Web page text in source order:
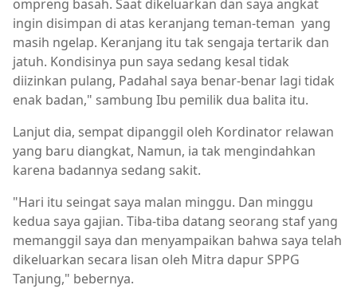
ompreng basah. Saat dikeluarkan dan saya angkat
ingin disimpan di atas keranjang teman-teman yang
masih ngelap. Keranjang itu tak sengaja tertarik dan
jatuh. Kondisinya pun saya sedang kesal tidak
diizinkan pulang, Padahal saya benar-benar lagi tidak
enak badan," sambung Ibu pemilik dua balita itu.
Lanjut dia, sempat dipanggil oleh Kordinator relawan
yang baru diangkat, Namun, ia tak mengindahkan
karena badannya sedang sakit.
"Hari itu seingat saya malan minggu. Dan minggu
kedua saya gajian. Tiba-tiba datang seorang staf yang
memanggil saya dan menyampaikan bahwa saya telah
dikeluarkan secara lisan oleh Mitra dapur SPPG
Tanjung," bebernya.